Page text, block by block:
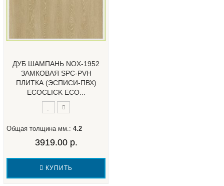
ДУБ ШАМПАНЬ NOX-1952
ЗАМКОВАЯ SPC-PVH
ПЛИТКА (ЭСПИСИ-ПВХ)
ECOCLICK ECO...
Общая толщина мм.: 4.2
3919.00 р.
КУПИТЬ